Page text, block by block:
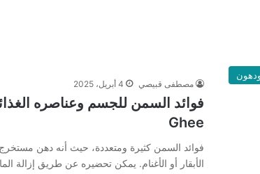
مصطفى قبيصي 4 أبريل، 2025
فوائد السمن للجسم وعناصره
Ghee
فوائد السمن كثيرة ومتعددة، حيث أنه دهن
الأبقار أو الأغنام. يمكن تحضيره عن طريق إزالة